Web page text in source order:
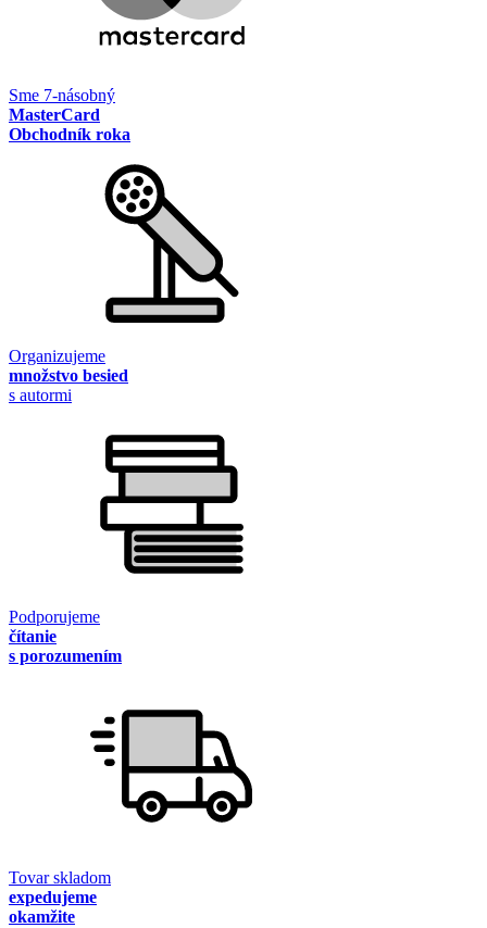
Sme 7-násobný
MasterCard
Obchodník roka
Organizujeme
množstvo besied
s autormi
Podporujeme
čítanie
s porozumením
Tovar skladom
expedujeme
okamžite